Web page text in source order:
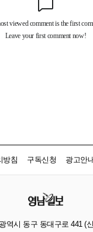
방침 구독신청 광고안
역시 동구 동대구로 441 (